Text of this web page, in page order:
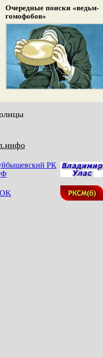
Очередные поиски «ведьм-
гомофобов»